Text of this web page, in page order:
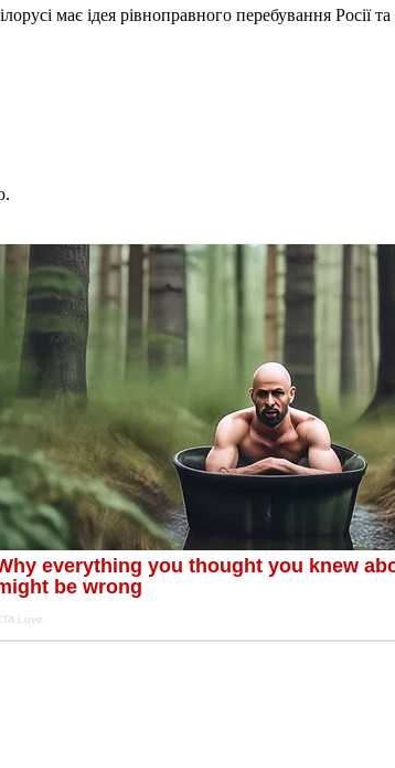
має ідея рівноправного перебування Росії